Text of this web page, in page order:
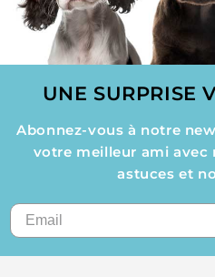
UNE SURPRISE
Abonnez-vous à notre
votre meilleur ami avec
astuces et